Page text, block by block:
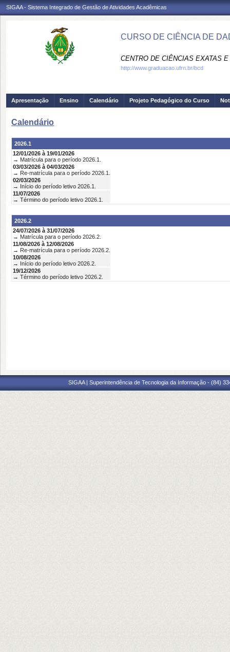
SIGAA - Sistema Integrado de Gestão de Atividades Acadêmicas
CURSO DE CIÊNCIA DE
CENTRO DE CIÊNCIAS EXATAS
http://www.graduacao.ufrn.br/bcd
Apresentação Ensino Calendário Projeto Pedagógico do Curso
Calendário
2026.1
12/01/2026 à 19/01/2026
→ Matrícula para o período 2026.1.
03/03/2026 à 04/03/2026
→ Re-matrícula para o período 2026.1.
02/03/2026
→ Início do período letivo 2026.1.
11/07/2026
→ Término do período letivo 2026.1.
2026.2
24/07/2026 à 31/07/2026
→ Matrícula para o período 2026.2.
11/08/2026 à 12/08/2026
→ Re-matrícula para o período 2026.2.
10/08/2026
→ Início do período letivo 2026.2.
19/12/2026
→ Término do período letivo 2026.2.
SIGAA | Superintendência de Tecnologia da Informação - (84)